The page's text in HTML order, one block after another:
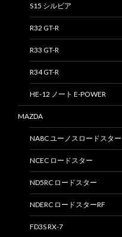
S15 シルビア
R32 GT-R
R33 GT-R
R34 GT-R
HE-12 ノート E-POWER
MAZDA
NA8C ユーノスロードスター
NCEC ロードスター
ND5RC ロードスター
NDERC ロードスターRF
FD3S RX-7